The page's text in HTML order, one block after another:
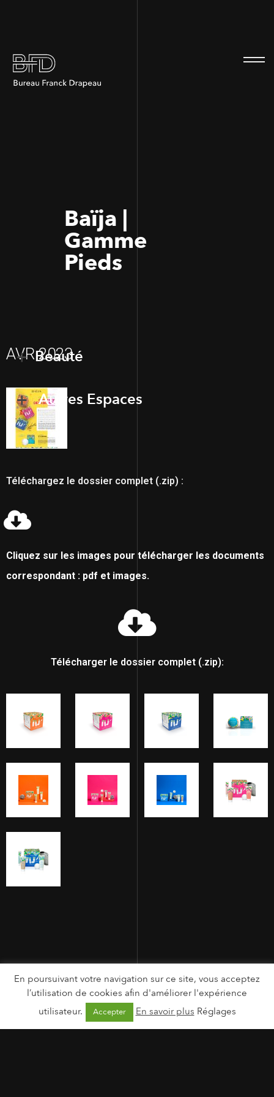
Baïja |
Gamme
Pieds
AVR 2023
Beauté
Autres Espaces
Téléchargez le dossier complet (.zip) :
Cliquez sur les images pour télécharger les documents
correspondant : pdf et images.
Télécharger le dossier complet (.zip):
En poursuivant votre navigation sur ce site, vous acceptez
l’utilisation de cookies afin d'améliorer l'expérience
utilisateur.
Accepter En savoir plus Réglages